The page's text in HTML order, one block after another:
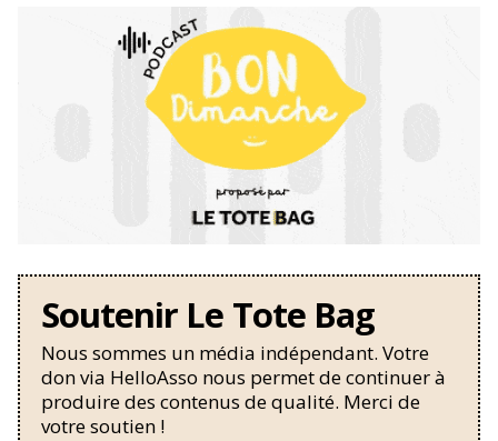
Soutenir Le Tote Bag
Nous sommes un média indépendant. Votre
don via HelloAsso nous permet de continuer à
produire des contenus de qualité. Merci de
votre soutien !